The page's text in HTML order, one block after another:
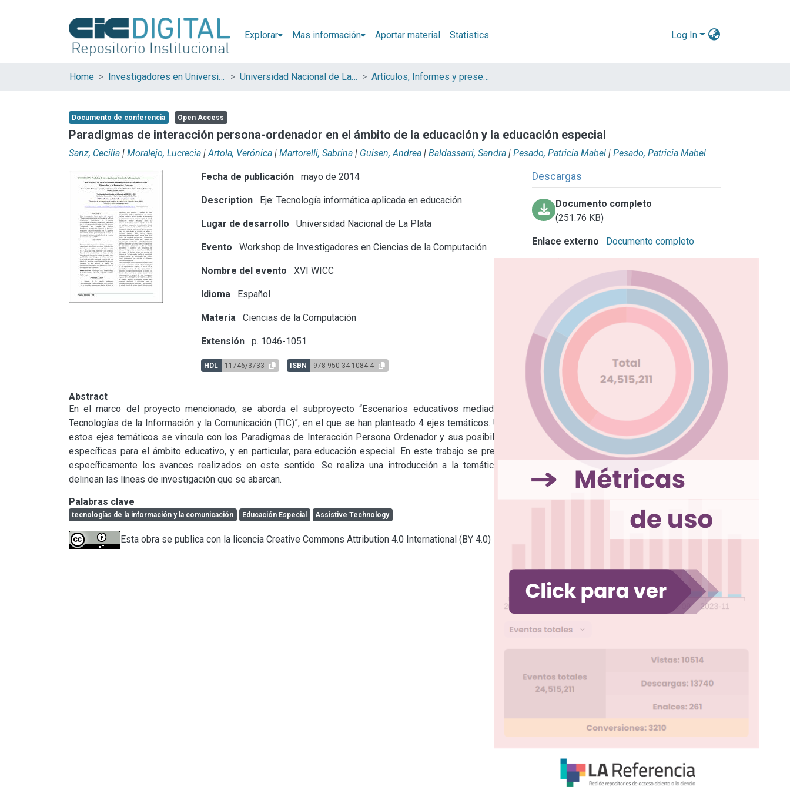
Explorar Mas información Aportar material Statistics Log In
Home Investigadores en Universidades Nacionales de la provincia de Buenos Aires Universidad Nacional de La Plata (UNLP) Artículos, Informes y presentaciones en Congresos (UNLP)
Documento de conferencia Open Access
Paradigmas de interacción persona-ordenador en el ámbito de la educación y la educación especial
Sanz, Cecilia | Moralejo, Lucrecia | Artola, Verónica | Martorelli, Sabrina | Guisen, Andrea | Baldassarri, Sandra | Pesado, Patricia Mabel | Pesado, Patricia Mabel
Fecha de publicación mayo de 2014
Description Eje: Tecnología informática aplicada en educación
Lugar de desarrollo Universidad Nacional de La Plata
Evento Workshop de Investigadores en Ciencias de la Computación
Nombre del evento XVI WICC
Idioma Español
Materia Ciencias de la Computación
Extensión p. 1046-1051
HDL 11746/3733 ISBN 978-950-34-1084-4
Descargas
Documento completo
(251.76 KB)
Enlace externo Documento completo
Abstract
En el marco del proyecto mencionado, se aborda el subproyecto “Escenarios educativos mediados por
Tecnologías de la Información y la Comunicación (TIC)”, en el que se han planteado 4 ejes temáticos. Uno de
estos ejes temáticos se vincula con los Paradigmas de Interacción Persona Ordenador y sus posibilidades
específicas para el ámbito educativo, y en particular, para educación especial. En este trabajo se presentan
específicamente los avances realizados en este sentido. Se realiza una introducción a la temática y se
delinean las líneas de investigación que se abarcan.
Palabras clave
tecnologías de la información y la comunicación Educación Especial Assistive Technology
Esta obra se publica con la licencia Creative Commons Attribution 4.0 International (BY 4.0)